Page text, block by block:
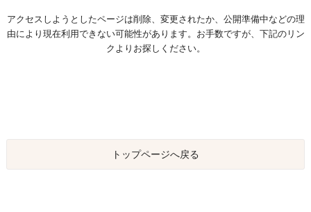
アクセスしようとしたページは削除、変更されたか、公開準備中などの理
由により現在利用できない可能性があります。お手数ですが、下記のリン
クよりお探しください。
トップページへ戻る